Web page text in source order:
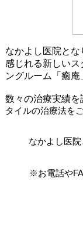
なかよし医院と
感じれる新しいス
ングルーム「癒庵
数々の治療実績を
タイルの治療法を
なかよし医
※お電話や